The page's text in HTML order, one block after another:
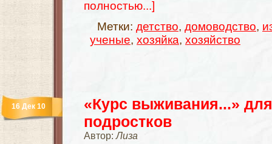
полностью...]
Метки: детство, домоводство,
ученые, хозяйка, хозяйство
«Курс выживания...»
подростков
Автор:Лиза
16 Дек 10